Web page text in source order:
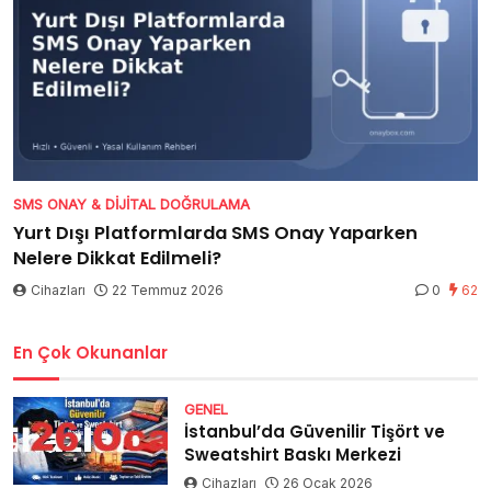
SMS ONAY & DIJITAL DOĞRULAMA
Yurt Dışı Platformlarda SMS Onay Yaparken
Nelere Dikkat Edilmeli?
Cihazları 22 Temmuz 2026 0 62
En Çok Okunanlar
GENEL
İstanbul’da Güvenilir Tişört ve
Sweatshirt Baskı Merkezi
Cihazları 26 Ocak 2026